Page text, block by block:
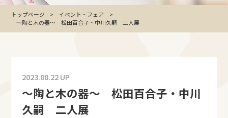
トップページ
イベント・フェア
～陶と木の器～ 松田百合子・中川久嗣 二人展
2023.08.22 UP
～陶と木の器～ 松田百合子・中川
久嗣 二人展